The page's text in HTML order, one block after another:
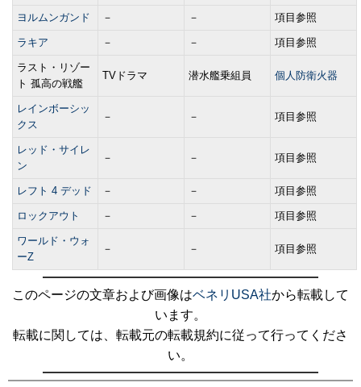
ヨルムンガンド － － 項目参照
ラキア － － 項目参照
ラスト・リゾー
ト 孤高の戦艦
TVドラマ 潜水艦乗組員 個人防衛火器
レインボーシッ
クス
－ － 項目参照
レッド・サイレ
ン
－ － 項目参照
レフト 4 デッド － － 項目参照
ロックアウト － － 項目参照
ワールド・ウォ
ーZ
－ － 項目参照
このページの文章および画像はベネリUSA社から転載して
います。
転載に関しては、転載元の転載規約に従って行ってくださ
い。